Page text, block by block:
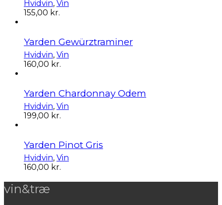
Hvidvin, Vin
155,00 kr.
Yarden Gewürztraminer
Hvidvin, Vin
160,00 kr.
Yarden Chardonnay Odem
Hvidvin, Vin
199,00 kr.
Yarden Pinot Gris
Hvidvin, Vin
160,00 kr.
vin&træ